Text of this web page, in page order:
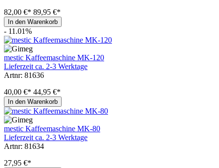
82,00 €* 89,95 €*
In den Warenkorb
- 11.01%
mestic Kaffeemaschine MK-120
Lieferzeit ca. 2-3 Werktage
Artnr: 81636
40,00 €* 44,95 €*
In den Warenkorb
mestic Kaffeemaschine MK-80
Lieferzeit ca. 2-3 Werktage
Artnr: 81634
27,95 €*